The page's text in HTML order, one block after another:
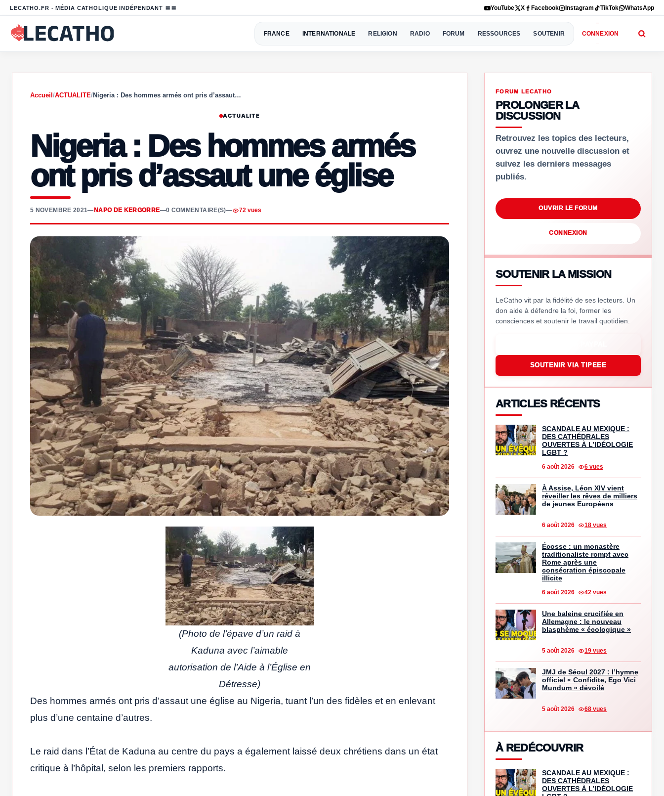
LECATHO.FR - MÉDIA CATHOLIQUE INDÉPENDANT 〓〓 YouTube X Facebook Instagram TikTok WhatsApp
FRANCE INTERNATIONALE RELIGION RADIO FORUM RESSOURCES SOUTENIR CONNEXION
Accueil /ACTUALITE/Nigeria : Des hommes armés ont pris d’assaut…
ACTUALITE
Nigeria : Des hommes armés
ont pris d’assaut une église
5 NOVEMBRE 2021— NAPO DE KERGORRE—0 COMMENTAIRE(S)— 72 vues
(Photo de l’épave d’un raid à
Kaduna avec l’aimable
autorisation de l’Aide à l’Église en
Détresse)
Des hommes armés ont pris d’assaut une église au Nigeria, tuant l’un des fidèles et en enlevant
plus d’une centaine d’autres.
Le raid dans l’État de Kaduna au centre du pays a également laissé deux chrétiens dans un état
critique à l’hôpital, selon les premiers rapports.
FORUM LECATHO
PROLONGER LA
DISCUSSION
Retrouvez les topics des lecteurs,
ouvrez une nouvelle discussion et
suivez les derniers messages
publiés.
OUVRIR LE FORUM
CONNEXION
SOUTENIR LA MISSION
LeCatho vit par la fidélité de ses lecteurs. Un
don aide à défendre la foi, former les
consciences et soutenir le travail quotidien.
SOUTENIR VIA TIPEEE
ARTICLES RÉCENTS
SCANDALE AU MEXIQUE :
DES CATHÉDRALES
OUVERTES À L’IDÉOLOGIE
LGBT ?
6 août 2026 6 vues
À Assise, Léon XIV vient
réveiller les rêves de milliers
de jeunes Européens
6 août 2026 18 vues
Écosse : un monastère
traditionaliste rompt avec
Rome après une
consécration épiscopale
illicite
6 août 2026 42 vues
Une baleine crucifiée en
Allemagne : le nouveau
blasphème « écologique »
5 août 2026 19 vues
JMJ de Séoul 2027 : l’hymne
officiel « Confidite, Ego Vici
Mundum » dévoilé
5 août 2026 68 vues
À REDÉCOUVRIR
SCANDALE AU MEXIQUE :
DES CATHÉDRALES
OUVERTES À L’IDÉOLOGIE